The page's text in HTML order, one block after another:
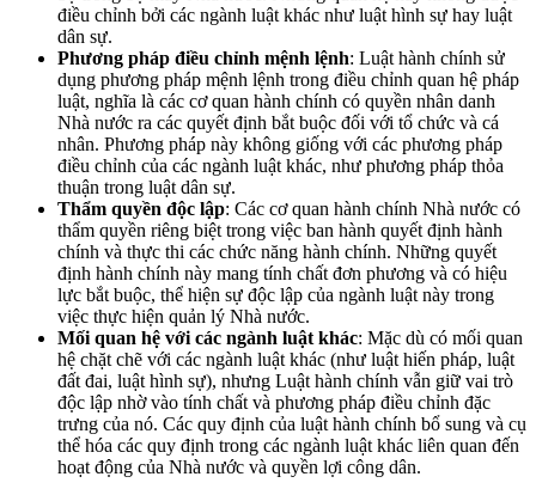
điều chỉnh bởi các ngành luật khác như luật hình sự hay luật
dân sự.
Phương pháp điều chỉnh mệnh lệnh: Luật hành chính sử
dụng phương pháp mệnh lệnh trong điều chỉnh quan hệ pháp
luật, nghĩa là các cơ quan hành chính có quyền nhân danh
Nhà nước ra các quyết định bắt buộc đối với tổ chức và cá
nhân. Phương pháp này không giống với các phương pháp
điều chỉnh của các ngành luật khác, như phương pháp thỏa
thuận trong luật dân sự.
Thẩm quyền độc lập: Các cơ quan hành chính Nhà nước có
thẩm quyền riêng biệt trong việc ban hành quyết định hành
chính và thực thi các chức năng hành chính. Những quyết
định hành chính này mang tính chất đơn phương và có hiệu
lực bắt buộc, thể hiện sự độc lập của ngành luật này trong
việc thực hiện quản lý Nhà nước.
Mối quan hệ với các ngành luật khác: Mặc dù có mối quan
hệ chặt chẽ với các ngành luật khác (như luật hiến pháp, luật
đất đai, luật hình sự), nhưng Luật hành chính vẫn giữ vai trò
độc lập nhờ vào tính chất và phương pháp điều chỉnh đặc
trưng của nó. Các quy định của luật hành chính bổ sung và cụ
thể hóa các quy định trong các ngành luật khác liên quan đến
hoạt động của Nhà nước và quyền lợi công dân.